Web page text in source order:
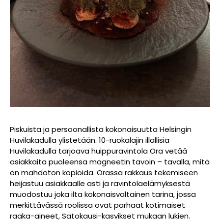
Piskuista ja persoonallista kokonaisuutta Helsingin
Huvilakadulla ylistetään. 10-ruokalajin illallisia
Huvilakadulla tarjoava huippuravintola Ora vetää
asiakkaita puoleensa magneetin tavoin – tavalla, mitä
on mahdoton kopioida. Orassa rakkaus tekemiseen
heijastuu asiakkaalle asti ja ravintolaelämyksestä
muodostuu joka ilta kokonaisvaltainen tarina, jossa
merkittävässä roolissa ovat parhaat kotimaiset
raaka-aineet, Satokausi-kasvikset mukaan lukien.